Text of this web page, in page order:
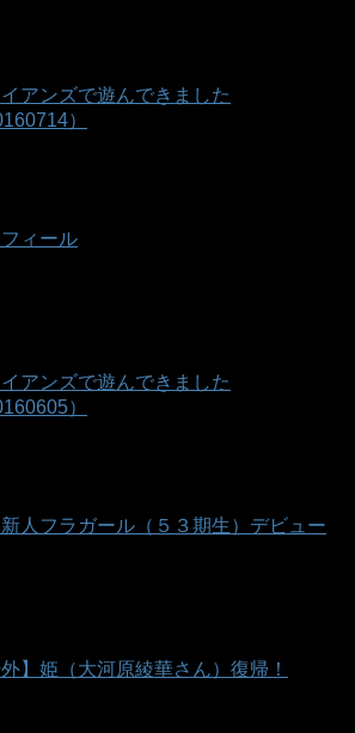
アンズで遊んできました
）
ィール
アンズで遊んできました
）
人フラガール（５３期生）デビュー
外】姫（大河原綾華さん）復帰！